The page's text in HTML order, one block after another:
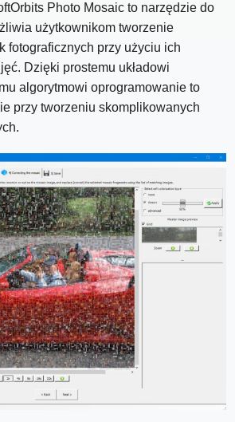
Photo Mosaic to narzędzie do
użytkownikom tworzenie
fotograficznych przy użyciu ich
Dzięki prostemu układowi
algorytmowi oprogramowanie to
przy tworzeniu skomplikowanych